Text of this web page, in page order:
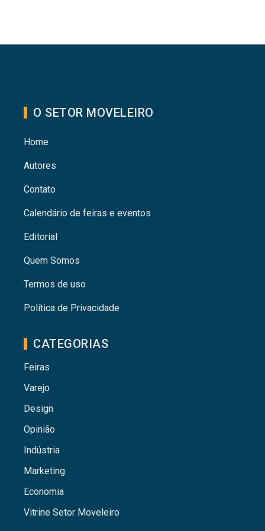
O SETOR MOVELEIRO
Home
Autores
Contato
Calendário de feiras e eventos
Editorial
Quem Somos
Termos de uso
Política de Privacidade
CATEGORIAS
Feiras
Varejo
Design
Opinião
Indústria
Marketing
Economia
Vitrine Setor Moveleiro